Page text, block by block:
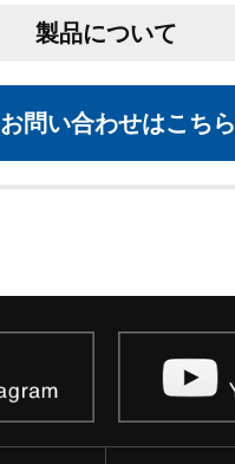
製品について
お問い合わせはこちら